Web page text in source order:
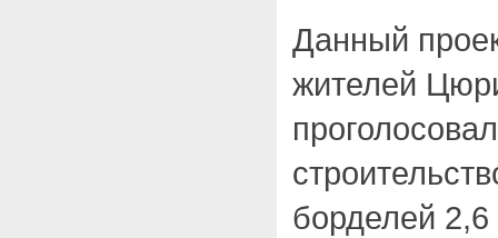
Данный
жителей
борделей